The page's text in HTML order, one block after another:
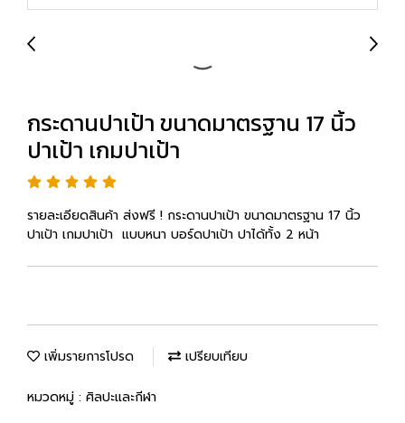
กระดานปาเป้า ขนาดมาตรฐาน 17 นิ้ว
ปาเป้า เกมปาเป้า
รายละเอียดสินค้า ส่งฟรี ! กระดานปาเป้า ขนาดมาตรฐาน 17 นิ้ว
ปาเป้า เกมปาเป้า แบบหนา บอร์ดปาเป้า ปาได้ทั้ง 2 หน้า
เพิ่มรายการโปรด เปรียบเทียบ
หมวดหมู่ : ศิลปะและกีฬา